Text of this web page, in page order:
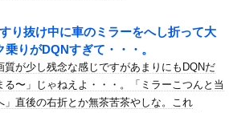
！
てしまう
組が最新SNSの数十年先を行...
に影響するおそれ
すり抜け中に車のミラーをへし折って大
りがDQNすぎて・・・。
質が少し残念な感じですがあまりにもDQNだ
る〜」じゃねえよ・・・。「ミラーこつんと当
」直後の右折とか無茶苦茶やしな。これ